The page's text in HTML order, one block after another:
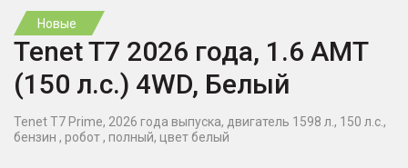
Новые
Tenet T7 2026 года, 1.6 AMT
(150 л.с.) 4WD, Белый
Tenet T7 Prime, 2026 года выпуска, двигатель 1598 л., 150 л.с.,
бензин , робот , полный, цвет белый